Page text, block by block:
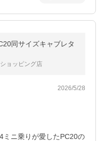
同サイズキャブレタ
ョッピング店
2026/5/28
ミニ乗りが愛したPC20の